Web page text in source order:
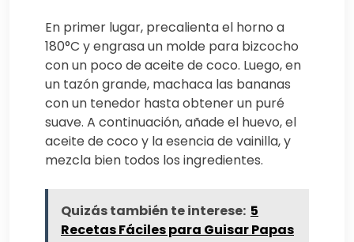
En primer lugar, precalienta el horno a
180°C y engrasa un molde para bizcocho
con un poco de aceite de coco. Luego, en
un tazón grande, machaca las bananas
con un tenedor hasta obtener un puré
suave. A continuación, añade el huevo, el
aceite de coco y la esencia de vainilla, y
mezcla bien todos los ingredientes.
Quizás también te interese: 5
Recetas Fáciles para Guisar Papas